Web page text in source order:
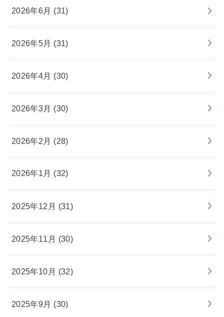
2026年6月 (31)
2026年5月 (31)
2026年4月 (30)
2026年3月 (30)
2026年2月 (28)
2026年1月 (32)
2025年12月 (31)
2025年11月 (30)
2025年10月 (32)
2025年9月 (30)